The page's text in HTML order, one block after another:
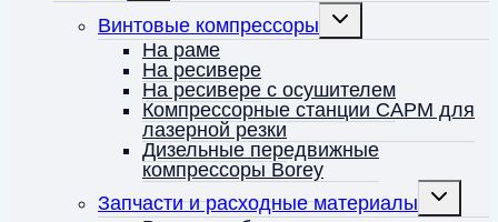
Винтовые компрессоры
Переключить
На раме
На ресивере
На ресивере с осушителем
Компрессорные станции CAPM для
лазерной резки
Дизельные передвижные
компрессоры Borey
Запчасти и расходные материалы